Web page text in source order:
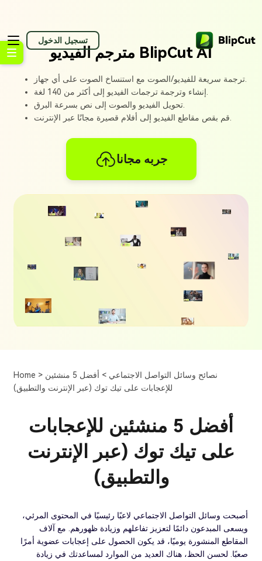
تسجيل الدخول
مترجم الفيديو BlipCut AI
جربه مجانا
Home > نصائح وسائل التواصل الاجتماعي >
أفضل 5 منشئين
للإعجابات على تيك توك (عبر الإنترنت والتطبيق)
أفضل 5 منشئين للإعجابات
على تيك توك (عبر الإنترنت
والتطبيق)
أصبحت وسائل التواصل الاجتماعي لاعبًا رئيسيًا في المحتوى المرئي،
ويسعى المبدعون دائمًا لتعزيز تفاعلهم وزيادة ظهورهم. مع آلاف
المقاطع المنشورة يوميًا، قد يكون الحصول على إعجابات عضوية أمرًا
صعبًا. لحسن الحظ، هناك العديد من الموارد لمساعدتك في زيادة